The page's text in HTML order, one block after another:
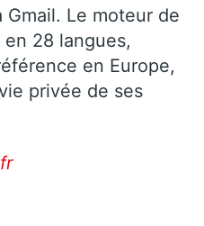
Gmail. Le moteur de
28 langues,
en Europe,
privée de ses